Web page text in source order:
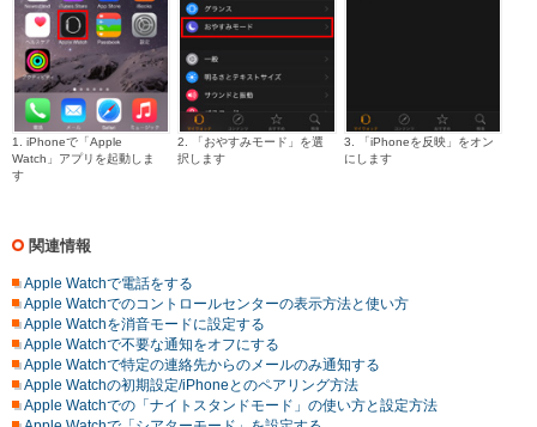
1. iPhoneで「Apple
Watch」アプリを起動しま
す
2. 「おやすみモード」を選
択します
3. 「iPhoneを反映」をオン
にします
関連情報
Apple Watchで電話をする
Apple Watchでのコントロールセンターの表示方法と使い方
Apple Watchを消音モードに設定する
Apple Watchで不要な通知をオフにする
Apple Watchで特定の連絡先からのメールのみ通知する
Apple Watchの初期設定/iPhoneとのペアリング方法
Apple Watchでの「ナイトスタンドモード」の使い方と設定方法